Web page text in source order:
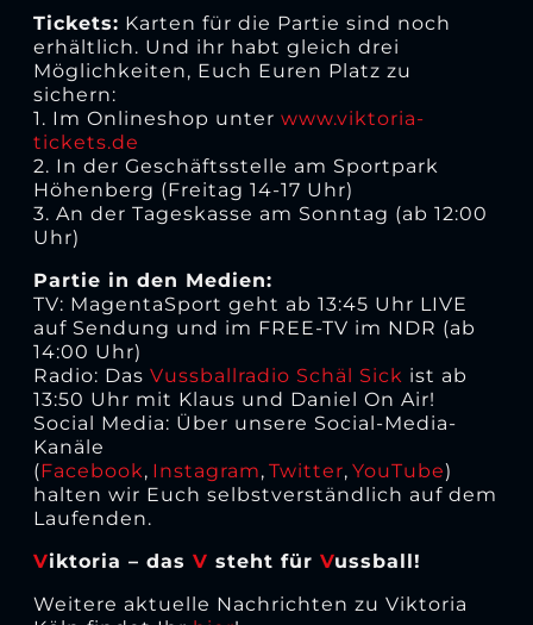
Tickets: Karten für die Partie sind noch
erhältlich. Und ihr habt gleich drei
Möglichkeiten, Euch Euren Platz zu
sichern:
1. Im Onlineshop unter www.viktoria-
tickets.de
2. In der Geschäftsstelle am Sportpark
Höhenberg (Freitag 14-17 Uhr)
3. An der Tageskasse am Sonntag (ab 12:00
Uhr)
Partie in den Medien:
TV: MagentaSport geht ab 13:45 Uhr LIVE
auf Sendung und im FREE-TV im NDR (ab
14:00 Uhr)
Radio: Das Vussballradio Schäl Sick ist ab
13:50 Uhr mit Klaus und Daniel On Air!
Social Media: Über unsere Social-Media-
Kanäle
(Facebook, Instagram, Twitter, YouTube)
halten wir Euch selbstverständlich auf dem
Laufenden.
Viktoria – das V steht für Vussball!
Weitere aktuelle Nachrichten zu Viktoria